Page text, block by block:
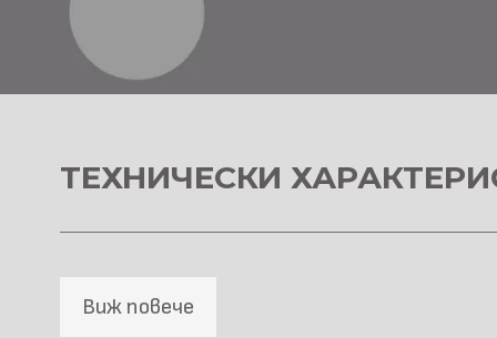
ТЕХНИЧЕСКИ
Виж повече